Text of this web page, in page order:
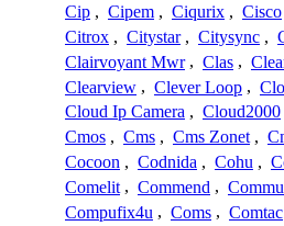
Cip , Cipem , Ciqurix , Cisco
Citrox , Citystar , Citysync ,
Clairvoyant Mwr , Clas ,
Clearview , Clever Loop ,
Cloud Ip Camera , Cloud2000
Cmos , Cms , Cms Zonet ,
Cocoon , Codnida , Cohu ,
Comelit , Commend ,
Compufix4u , Coms , Comtac